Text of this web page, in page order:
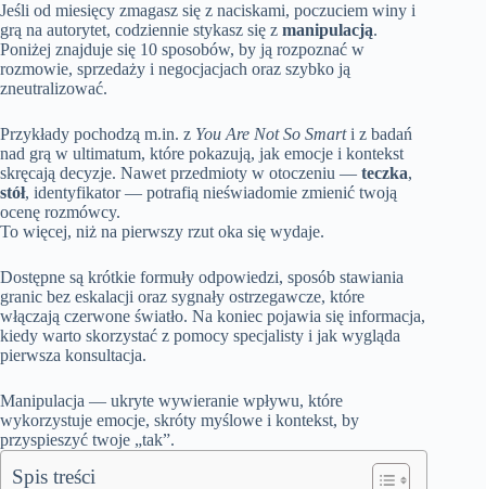
Jeśli od miesięcy zmagasz się z naciskami, poczuciem winy i
grą na autorytet, codziennie stykasz się z manipulacją.
Poniżej znajduje się 10 sposobów, by ją rozpoznać w
rozmowie, sprzedaży i negocjacjach oraz szybko ją
zneutralizować.
Przykłady pochodzą m.in. z You Are Not So Smarti z badań
nad grą w ultimatum, które pokazują, jak emocje i kontekst
skręcają decyzje. Nawet przedmioty w otoczeniu — teczka,
stół, identyfikator — potrafią nieświadomie zmienić twoją
ocenę rozmówcy.
To więcej, niż na pierwszy rzut oka się wydaje.
Dostępne są krótkie formuły odpowiedzi, sposób stawiania
granic bez eskalacji oraz sygnały ostrzegawcze, które
włączają czerwone światło. Na koniec pojawia się informacja,
kiedy warto skorzystać z pomocy specjalisty i jak wygląda
pierwsza konsultacja.
Manipulacja — ukryte wywieranie wpływu, które
wykorzystuje emocje, skróty myślowe i kontekst, by
przyspieszyć twoje „tak”.
Spis treści